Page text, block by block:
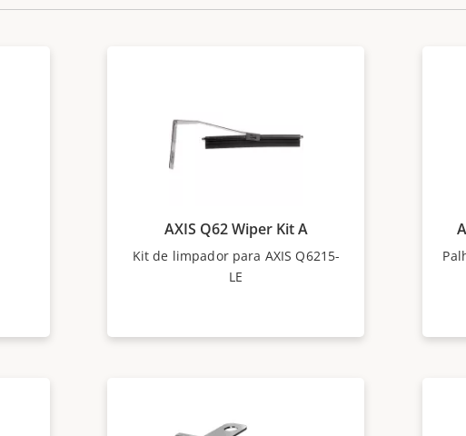
AXIS Q62 Wiper Kit A
Kit de limpador para AXIS Q6215-
LE